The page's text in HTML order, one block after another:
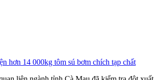
hơn 14 000kg tôm sú bơm chích tạp chất